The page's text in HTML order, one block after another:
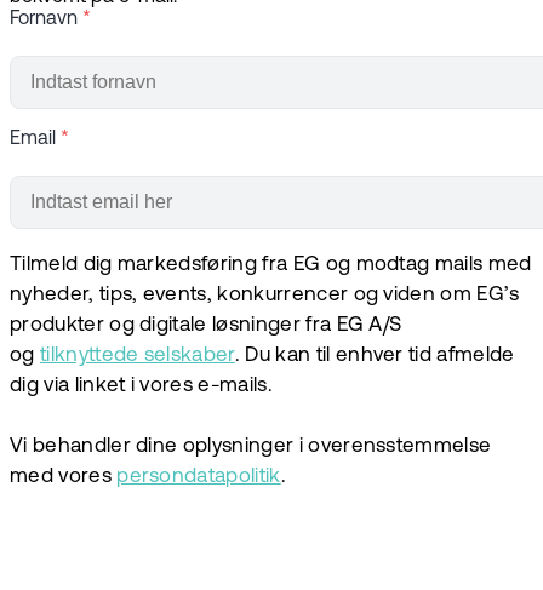
Fornavn *
Email *
Tilmeld dig markedsføring fra EG og modtag mails med
nyheder, tips, events, konkurrencer og viden om EG’s
produkter og digitale løsninger fra EG A/S
og tilknyttede selskaber. Du kan til enhver tid afmelde
dig via linket i vores e-mails.
Vi behandler dine oplysninger i overensstemmelse
med vores persondatapolitik.